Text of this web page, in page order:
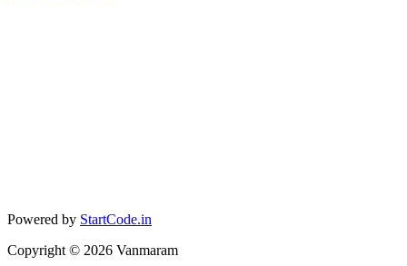
Powered by StartCode.in
Copyright © 2026 Vanmaram